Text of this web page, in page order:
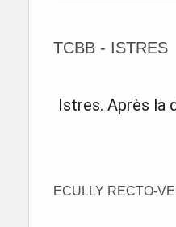
TCBB - ISTRES
Istres. Après la
ECULLY RECTO-